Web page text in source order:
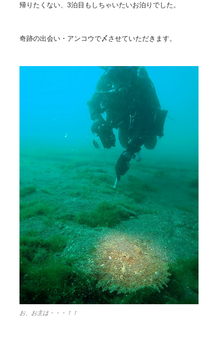
帰りたくない、3泊目もしちゃいたいお泊りでした。
奇跡の出会い・アンコウで〆させていただきます。
お、お主は・・・！！